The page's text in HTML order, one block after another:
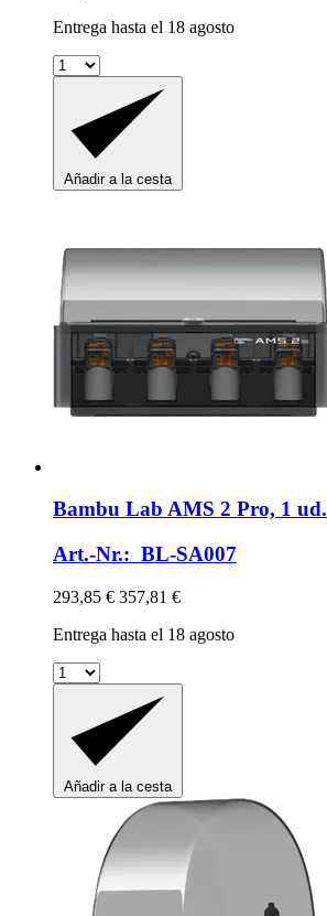
Entrega hasta el 18 agosto
Añadir a la cesta
Bambu Lab AMS 2 Pro, 1 ud.
Art.-Nr.: BL-SA007
293,85 € 357,81 €
Entrega hasta el 18 agosto
Añadir a la cesta